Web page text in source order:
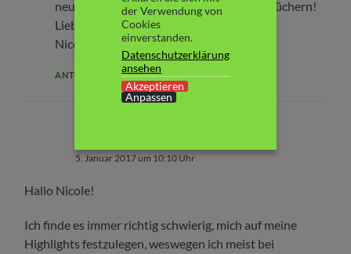
neues Lesejahr mit vielen fantastischen Büchern!
Liebe Grüße
Nicole
ANTWORTEN
5. Januar 2017 um 10:10 Uhr
Hallo Nicole!
Ich finde es immer richtig schwierig, mich auf meine
Highlights festzulegen, weswegen ich meist bei
der Verwendung von
Cookies
einverstanden.
Datenschutzerklärung
ansehen
Akzeptieren
Anpassen